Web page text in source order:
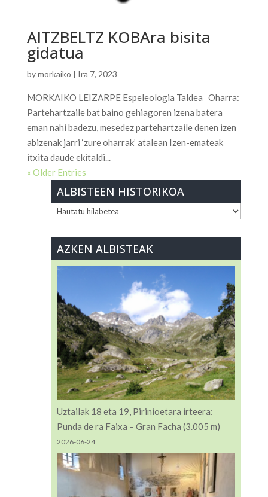
AITZBELTZ KOBAra bisita
gidatua
bymorkaiko | Ira 7, 2023
MORKAIKO LEIZARPE Espeleologia Taldea Oharra:
Partehartzaile bat baino gehiagoren izena batera
eman nahi badezu, mesedez partehartzaile denen izen
abizenak jarri ‘zure oharrak’ atalean Izen-emateak
itxita daude ekitaldi...
« Older Entries
ALBISTEEN HISTORIKOA
ALBISTEEN
AZKEN ALBISTEAK
Uztailak 18 eta 19, Pirinioetara irteera:
Punda de ra Faixa – Gran Facha (3.005 m)
2026-06-24